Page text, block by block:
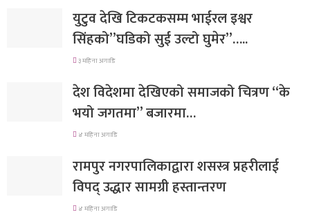
युटुव देखि टिकटकसम्म भाईरल इश्वर
सिंहको”घडिको सुई उल्टो घुमेर”…..
३ महिना अगाडि
देश विदेशमा देखिएको समाजको चित्रण “के
भयो जगतमा” बजारमा…
४ महिना अगाडि
रामपुर नगरपालिकाद्वारा शसस्त्र प्रहरीलाई
विपद् उद्धार सामग्री हस्तान्तरण
४ महिना अगाडि